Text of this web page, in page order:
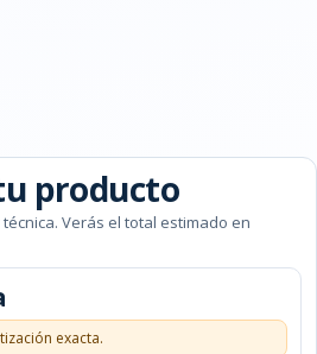
producto
Verás el total estimado en
exacta.